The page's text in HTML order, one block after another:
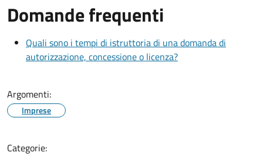
Domande frequenti
Quali sono i tempi di istruttoria di una domanda di
autorizzazione, concessione o licenza?
Argomenti:
Imprese
Categorie: